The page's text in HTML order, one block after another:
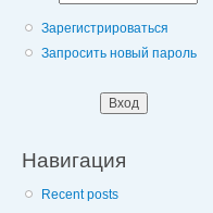
Зарегистрироваться
Запросить новый пароль
Навигация
Recent posts